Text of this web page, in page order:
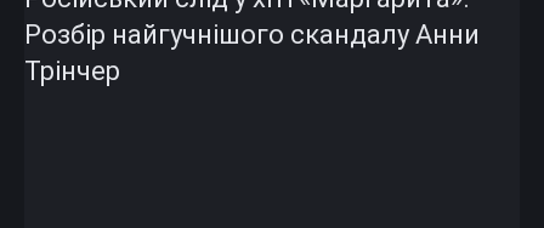
Розбір найгучнішого скандалу Анни
Трінчер